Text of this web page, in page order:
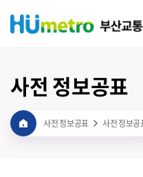
사전 정보공표
사전 정보공표 사전 정보공